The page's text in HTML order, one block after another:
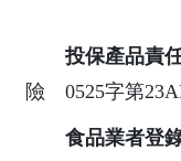
投保產品責任
險 0525字第
食品業者登錄